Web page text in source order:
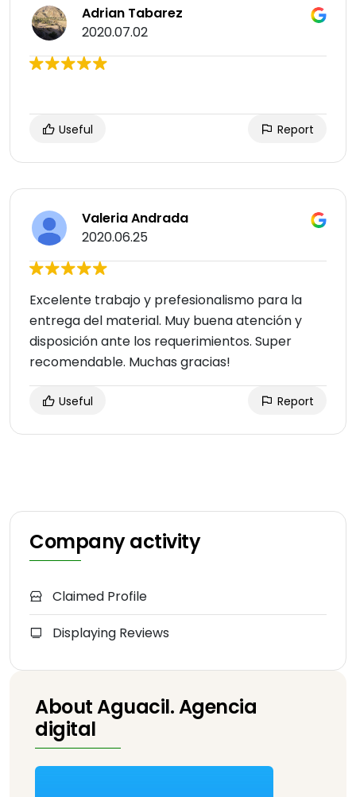
Adrian Tabarez
2020.07.02
Useful Report
Valeria Andrada
2020.06.25
Excelente trabajo y prefesionalismo para la
entrega del material. Muy buena atención y
disposición ante los requerimientos. Super
recomendable. Muchas gracias!
Useful Report
Company activity
Claimed Profile
Displaying Reviews
About Aguacil. Agencia
digital